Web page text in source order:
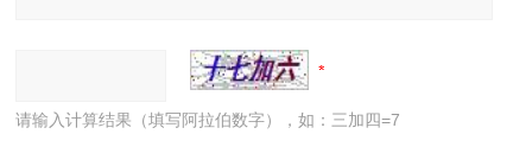
请输入计算结果（填写阿拉伯数字），如：三加四=7